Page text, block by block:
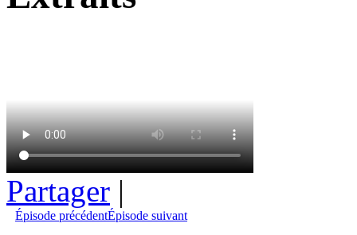
Partager |
Épisode précédentÉpisode suivant